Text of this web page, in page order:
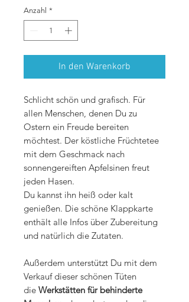
pro
1
Kilogramm
Anzahl *
In den Warenkorb
Schlicht schön und grafisch. Für
allen Menschen, denen Du zu
Ostern ein Freude bereiten
möchtest. Der köstliche Früchtetee
mit dem Geschmack nach
sonnengereiften Apfelsinen freut
jeden Hasen.
Du kannst ihn heiß oder kalt
genießen. Die schöne Klappkarte
enthält alle Infos über Zubereitung
und natürlich die Zutaten.
Außerdem unterstützt Du mit dem
Verkauf dieser schönen Tüten
die Werkstätten für behinderte